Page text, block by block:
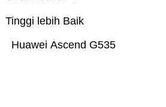
Tinggi lebih Baik
Huawei Ascend G535